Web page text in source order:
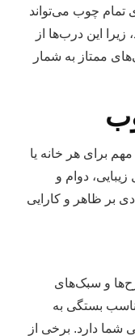
چوب می‌تواند
این درب‌ها از
ممتاز به شمار
برای هر خانه یا
دوام و
بر ظاهر و کارایی
و سبک‌های
بستگی به
دارد. برخی از